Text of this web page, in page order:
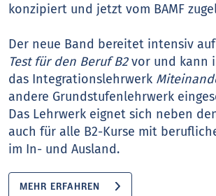
konzipiert und jetzt vom BAMF
Der neue Band bereitet intensiv
Test für den Beruf B2vor und kann
das Integrationslehrwerk
andere Grundstufenlehrwerk
Das Lehrwerk eignet sich neben
auch für alle B2-Kurse mit
im In- und Ausland.
MEHR ERFAHREN